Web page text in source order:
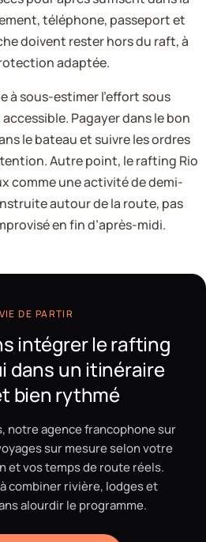
téléphone, passeport et
doivent rester hors du raft, à
adaptée.
à sous-estimer l’effort sous
Pagayer dans le bon
le bateau et suivre les ordres
Autre point, le rafting Rio
comme une activité de demi-
autour de la route, pas
en fin d’après-midi.
DE PARTIR
intégrer le rafting
dans un itinéraire
bien rythmé
notre agence francophone sur
sur mesure selon votre
et vos temps de route réels.
combiner rivière, lodges et
alourdir le programme.